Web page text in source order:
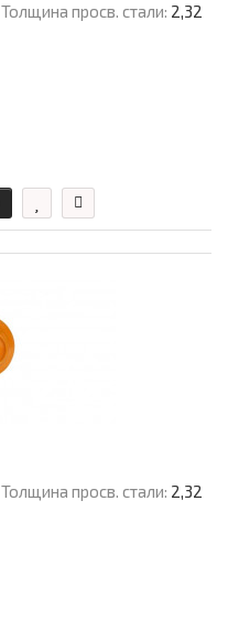
Толщина просв. стали: 2,32
Толщина просв. стали: 2,32